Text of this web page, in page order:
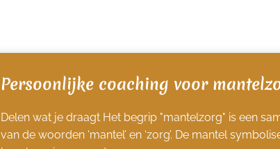
Persoonlijke coaching voor
Delen wat je draagt Het begrip "mantelzorg" is een
van de woorden ‘mantel’ en ‘zorg’. De mantel